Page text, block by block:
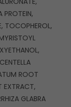
PROTEIN,
TOCOPHEROL,
ROOT
EXTRACT,
GLABRA